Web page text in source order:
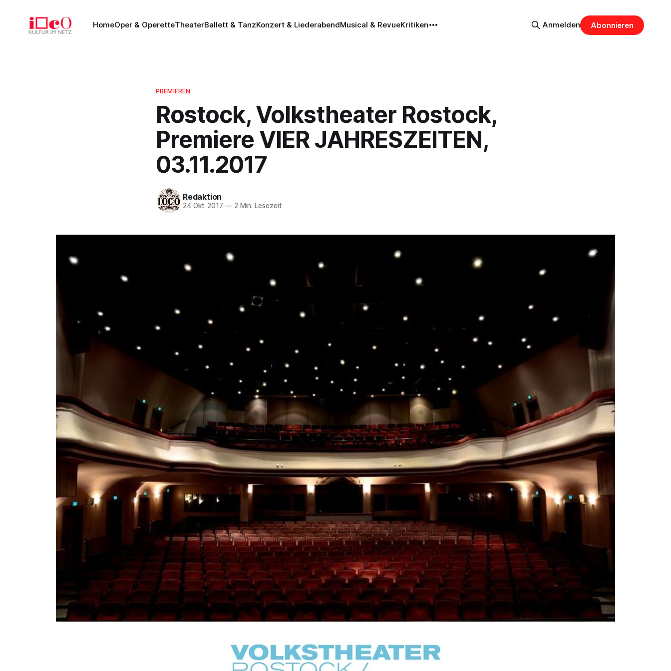
HomeOper & OperetteTheaterBallett & TanzKonzert & LiederabendMusical & RevueKritiken Anmelden Abonnieren
PREMIEREN
Rostock, Volkstheater Rostock,
Premiere VIER JAHRESZEITEN,
03.11.2017
Redaktion
24 Okt. 2017 —2 Min. Lesezeit